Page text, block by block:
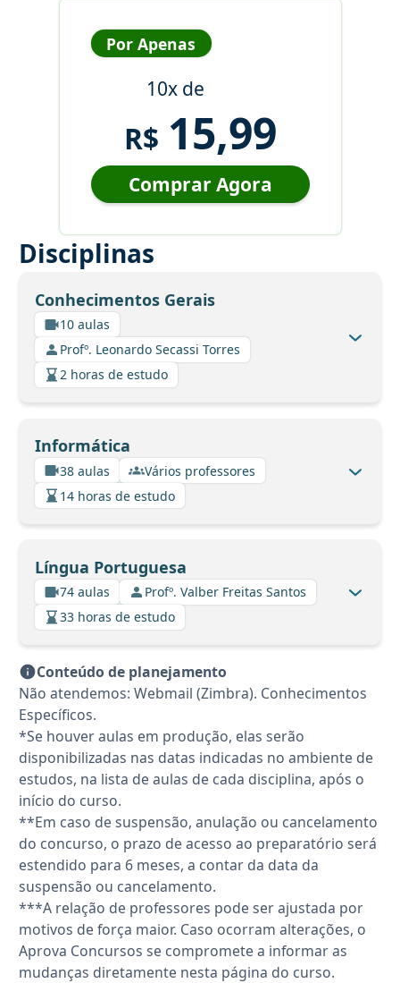
Por Apenas
10x de
R$ 15,99
Comprar Agora
Disciplinas
Conhecimentos Gerais
10 aulas
Profº. Leonardo Secassi Torres
2 horas de estudo
Informática
38 aulas
Vários professores
14 horas de estudo
Língua Portuguesa
74 aulas
Profº. Valber Freitas Santos
33 horas de estudo
Conteúdo de planejamento
Não atendemos: Webmail (Zimbra). Conhecimentos
Específicos.
*Se houver aulas em produção, elas serão
disponibilizadas nas datas indicadas no ambiente de
estudos, na lista de aulas de cada disciplina, após o
início do curso.
**Em caso de suspensão, anulação ou cancelamento
do concurso, o prazo de acesso ao preparatório será
estendido para 6 meses, a contar da data da
suspensão ou cancelamento.
***A relação de professores pode ser ajustada por
motivos de força maior. Caso ocorram alterações, o
Aprova Concursos se compromete a informar as
mudanças diretamente nesta página do curso.